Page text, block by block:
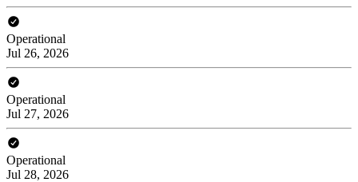
Operational
Jul 26, 2026
Operational
Jul 27, 2026
Operational
Jul 28, 2026